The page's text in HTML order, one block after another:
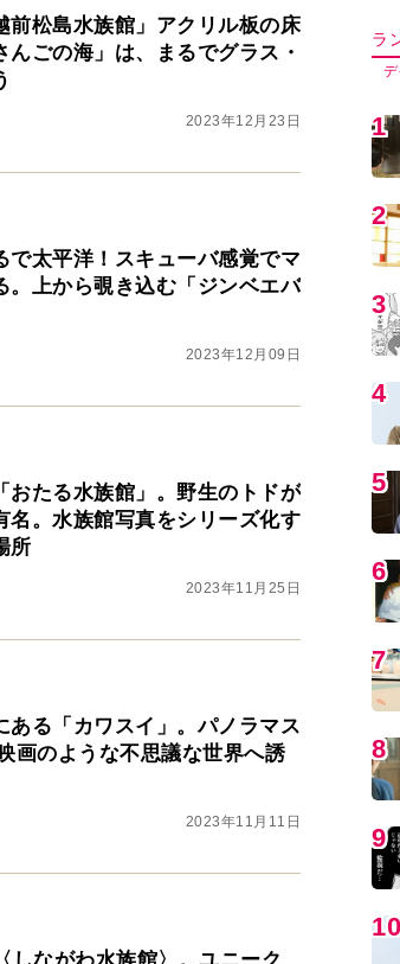
前松島水族館」アクリル板の床
ごの海」は、まるでグラス・
2023年12月23日
で太平洋！スキューバ感覚でマ
。上から覗き込む「ジンベエバ
2023年12月09日
おたる水族館」。野生のトドが
名。水族館写真をシリーズ化す
所
2023年11月25日
ある「カワスイ」。パノラマス
画のような不思議な世界へ誘
2023年11月11日
ラ
1
2
3
4
5
6
7
8
9
10